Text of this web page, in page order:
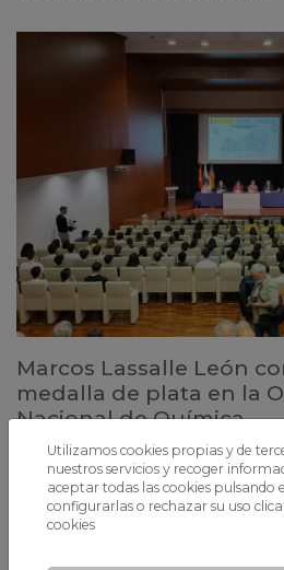
Marcos Lassalle León
medalla de plata en la
Nacional de Química
El alumno de 2º de Bachillerato de
de Cataluña en una competición
celebrada este fin de semana en Alicante.
Utilizamos cookies propias y de
nuestros servicios y recoger
aceptar todas las cookies pulsando
configurarlas o rechazar su uso
cookies